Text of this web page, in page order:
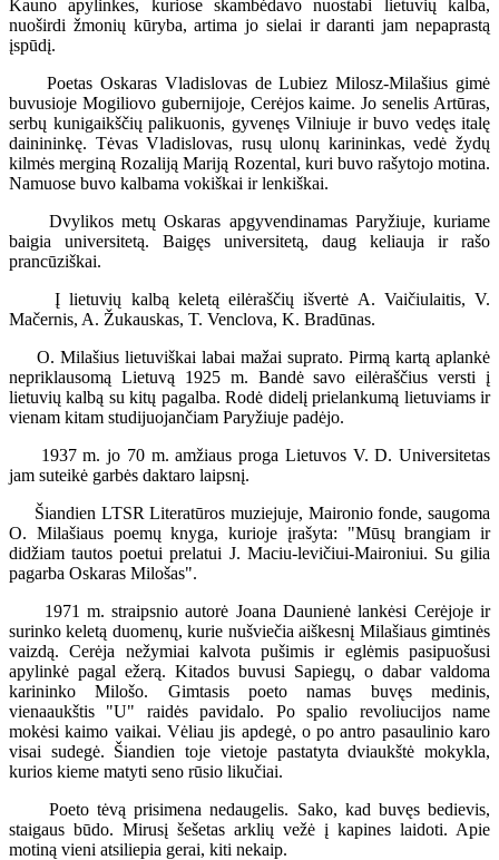
Kauno apylinkes, kuriose skambėdavo nuostabi lietuvių kalba,
nuoširdi žmonių kūryba, artima jo sielai ir daranti jam nepaprastą
įspūdį.
Poetas Oskaras Vladislovas de Lubiez Milosz-Milašius gimė
buvusioje Mogiliovo gubernijoje, Cerėjos kaime. Jo senelis Artūras,
serbų kunigaikščių palikuonis, gyvenęs Vilniuje ir buvo vedęs italę
dainininkę. Tėvas Vladislovas, rusų ulonų karininkas, vedė žydų
kilmės merginą Rozaliją Mariją Rozental, kuri buvo rašytojo motina.
Namuose buvo kalbama vokiškai ir lenkiškai.
Dvylikos metų Oskaras apgyvendinamas Paryžiuje, kuriame
baigia universitetą. Baigęs universitetą, daug keliauja ir rašo
prancūziškai.
Į lietuvių kalbą keletą eilėraščių išvertė A. Vaičiulaitis, V.
Mačernis, A. Žukauskas, T. Venclova, K. Bradūnas.
O. Milašius lietuviškai labai mažai suprato. Pirmą kartą aplankė
nepriklausomą Lietuvą 1925 m. Bandė savo eilėraščius versti į
lietuvių kalbą su kitų pagalba. Rodė didelį prielankumą lietuviams ir
vienam kitam studijuojančiam Paryžiuje padėjo.
1937 m. jo 70 m. amžiaus proga Lietuvos V. D. Universitetas
jam suteikė garbės daktaro laipsnį.
Šiandien LTSR Literatūros muziejuje, Maironio fonde, saugoma
O. Milašiaus poemų knyga, kurioje įrašyta: "Mūsų brangiam ir
didžiam tautos poetui prelatui J. Maciu-levičiui-Maironiui. Su gilia
pagarba Oskaras Milošas".
1971 m. straipsnio autorė Joana Daunienė lankėsi Cerėjoje ir
surinko keletą duomenų, kurie nušviečia aiškesnį Milašiaus gimtinės
vaizdą. Cerėja nežymiai kalvota pušimis ir eglėmis pasipuošusi
apylinkė pagal ežerą. Kitados buvusi Sapiegų, o dabar valdoma
karininko Milošo. Gimtasis poeto namas buvęs medinis,
vienaaukštis "U" raidės pavidalo. Po spalio revoliucijos name
mokėsi kaimo vaikai. Vėliau jis apdegė, o po antro pasaulinio karo
visai sudegė. Šiandien toje vietoje pastatyta dviaukštė mokykla,
kurios kieme matyti seno rūsio likučiai.
Poeto tėvą prisimena nedaugelis. Sako, kad buvęs bedievis,
staigaus būdo. Mirusį šešetas arklių vežė į kapines laidoti. Apie
motiną vieni atsiliepia gerai, kiti nekaip.